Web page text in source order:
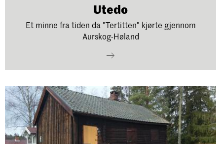
Utedo
Et minne fra tiden da "Tertitten" kjørte gjennom
Aurskog-Høland